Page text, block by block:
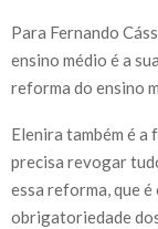
Para Fernando
ensino médio é a
reforma do ensino
Elenira também é
precisa revogar
essa reforma, que
obrigatoriedade